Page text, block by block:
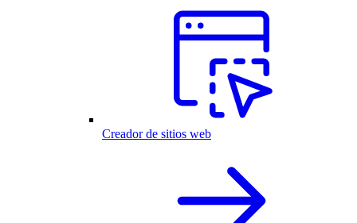
Creador de sitios web